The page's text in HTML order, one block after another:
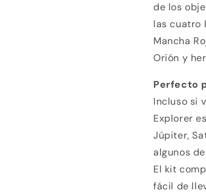
de los
las cuatro
Mancha
Orión y
Perfecto
Incluso si
Explorer
Júpiter,
algunos
El kit
fácil de
Compra ahora y paga a
tarjeta de crédito
Agrega tu producto al carrito y
En tu cuenta de Mercado Pago,
y confirma.
con saldo
Crédito sujeto a
¿Tienes dudas? Consulta nuestra